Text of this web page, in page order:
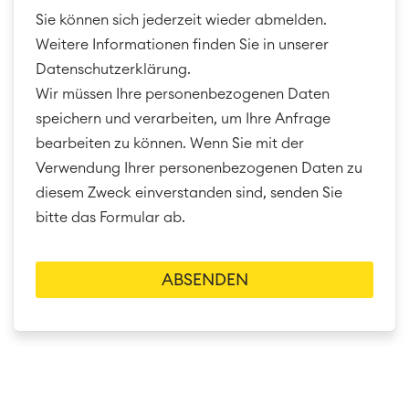
Sie können sich jederzeit wieder abmelden.
Weitere Informationen finden Sie in unserer
Datenschutzerklärung.
Wir müssen Ihre personenbezogenen Daten
speichern und verarbeiten, um Ihre Anfrage
bearbeiten zu können. Wenn Sie mit der
Verwendung Ihrer personenbezogenen Daten zu
diesem Zweck einverstanden sind, senden Sie
bitte das Formular ab.